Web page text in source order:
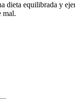
dieta equilibrada y
mal.